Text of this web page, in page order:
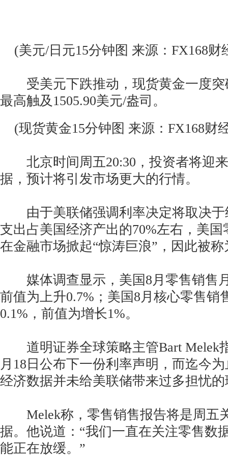
(美元/日元15分钟图 来源：FX168财
受美元下跌推动，现货黄金一度突
最高触及1505.90美元/盎司。
(现货黄金15分钟图 来源：FX168财
北京时间周五20:30，投资者将迎
据，预计将引发市场更大的行情。
由于美联储强调利率决定将取决于
支出占美国经济产出的70%左右，美
在金融市场掀起“惊涛巨浪”，因此被称
媒体调查显示，美国8月零售销售
前值为上升0.7%；美国8月核心零售销
0.1%，前值为增长1%。
道明证券全球策略主管Bart Melek
月18日公布下一份利率声明，而迄今
经济数据并未给美联储带来过多担忧
Melek称，零售销售报告将是周五
据。他说道：“我们一直在关注零售数
能正在放缓。”